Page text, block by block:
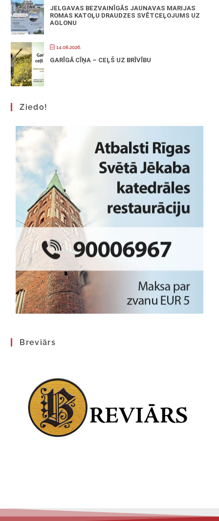
JELGAVAS BEZVAINĪGĀS JAUNAVAS MARIJAS
ROMAS KATOĻU DRAUDZES SVĒTCEĻOJUMS UZ
AGLONU
14.08.2026.
GARĪGĀ CĪŅA – CEĻŠ UZ BRĪVĪBU
Ziedo!
Breviārs